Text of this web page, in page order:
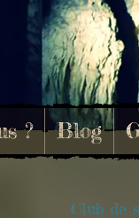
? Blog
Club de